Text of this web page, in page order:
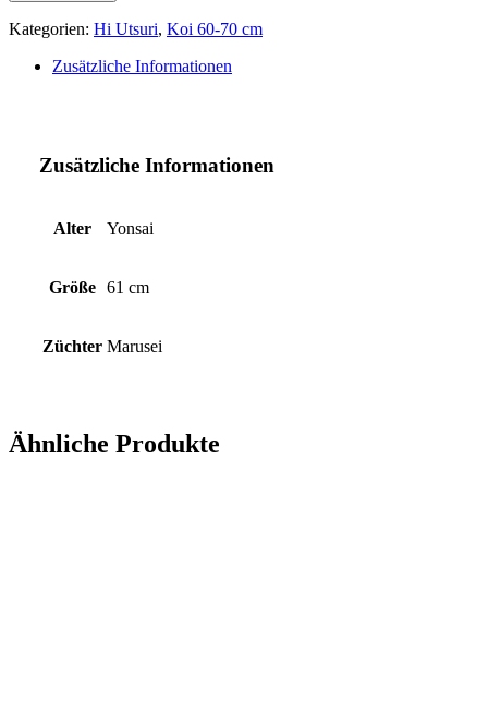
Kategorien: Hi Utsuri, Koi 60-70 cm
Zusätzliche Informationen
Zusätzliche Informationen
Alter Yonsai
Größe 61 cm
Züchter Marusei
Ähnliche Produkte